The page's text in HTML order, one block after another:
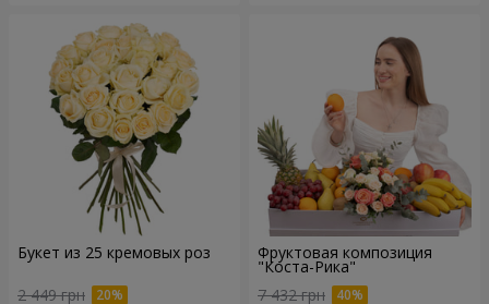
Букет из 25 кремовых роз
2 449 грн
Фруктовая композиция
"Коста-Рика"
7 432 грн